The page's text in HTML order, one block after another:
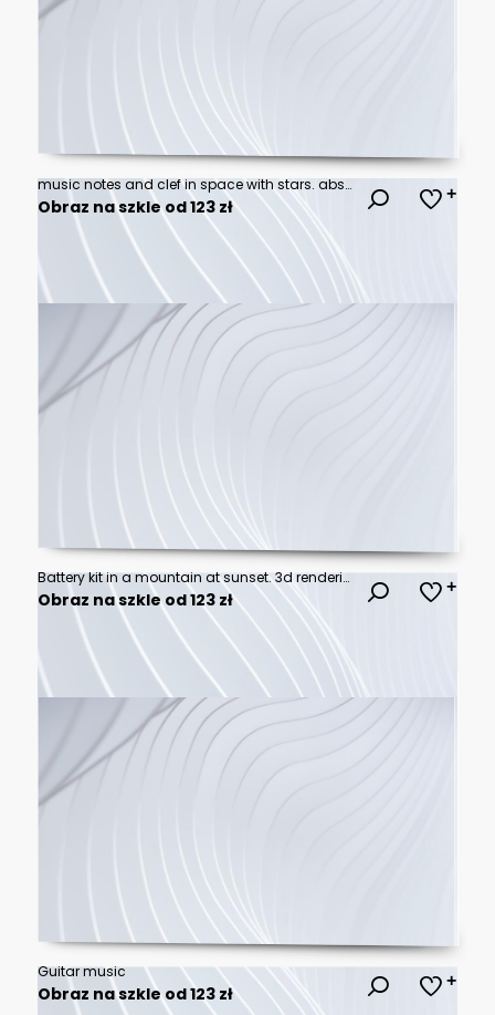
music notes and clef in space with stars. abstract color background. Music concept.
Obraz na szkle od 123 zł
Battery kit in a mountain at sunset. 3d rendering
Obraz na szkle od 123 zł
Guitar music
Obraz na szkle od 123 zł